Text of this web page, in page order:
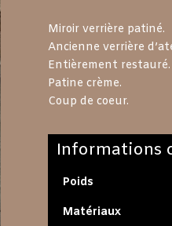
prix
Miroir verrière patiné.
Ancienne verrière
Entièrement restauré.
Patine crème.
Coup de coeur.
Informations
Poids
Matériaux